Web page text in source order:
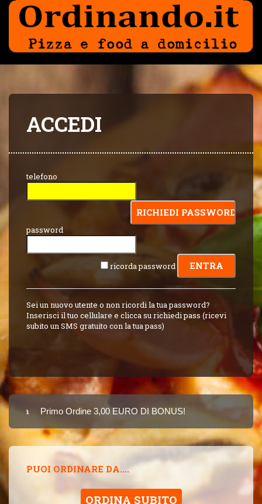
ACCEDI
telefono
password
ricorda password
Sei un nuovo utente o non ricordi la tua password?
Inserisci il tuo cellulare e clicca su richiedi pass (ricevi
subito un SMS gratuito con la tua pass)
Primo Ordine 3,00 EURO DI BONUS!
8 PUNTI 3,00
PUOI ORDINARE DA....
ORDINA SUBITO